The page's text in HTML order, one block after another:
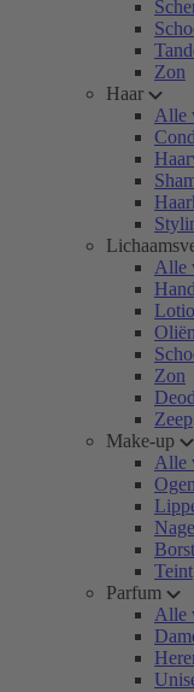
Zon
Haar
Alle
Alle
Oliën
Zon
Zeep
Make-up
Alle
Ogen
Teint
Parfum
Alle